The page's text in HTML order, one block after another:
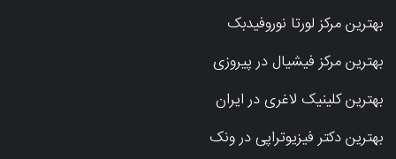
بهترین مرکز لورتا نوروفیدبک
بهترین مرکز فیشیال در پیروزی
بهترین کلینیک لاغری در ایران
بهترین دکتر فیزیوتراپی در ونک